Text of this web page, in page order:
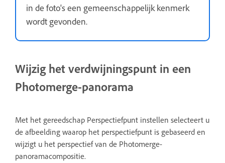
in de foto's een gemeenschappelijk kenmerk
wordt gevonden.
Wijzig het verdwijningspunt in een
Photomerge-panorama
Met het gereedschap Perspectiefpunt instellen selecteert u
de afbeelding waarop het perspectiefpunt is gebaseerd en
wijzigt u het perspectief van de Photomerge-
panoramacompositie.